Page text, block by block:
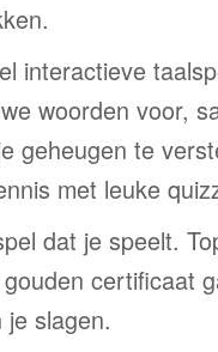
interactieve
woorden voor,
geheugen te
met leuke
dat je speelt.
certificaat
slagen.